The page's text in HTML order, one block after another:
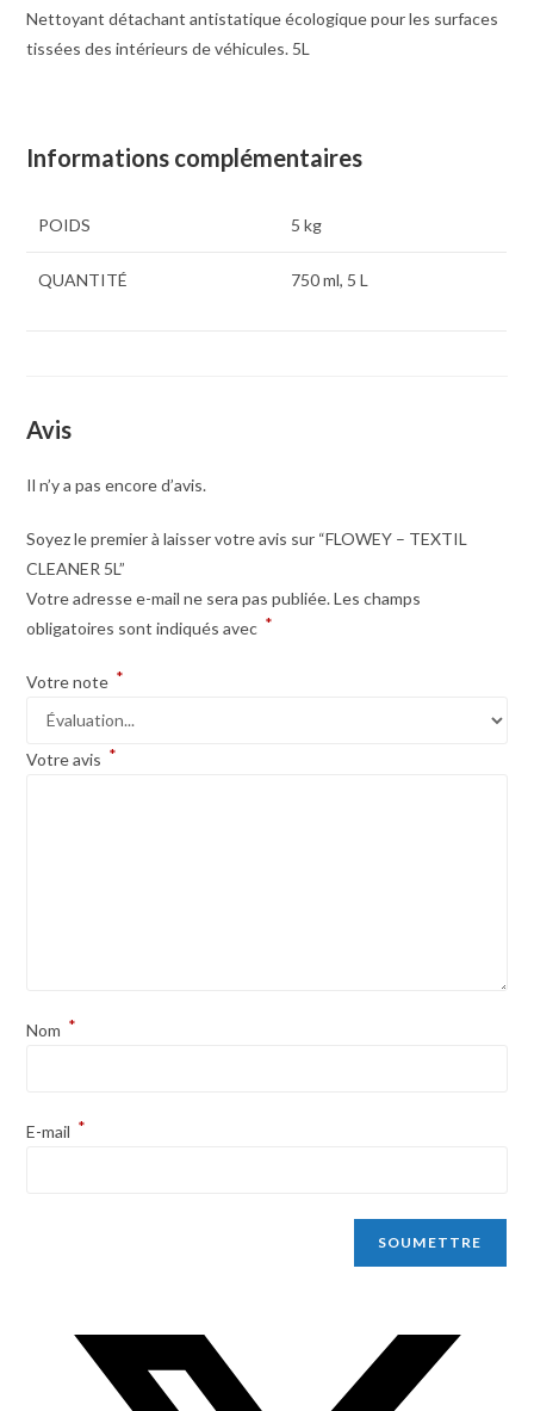
Nettoyant détachant antistatique écologique pour les surfaces
tissées des intérieurs de véhicules. 5L
Informations complémentaires
POIDS 5 kg
QUANTITÉ 750 ml, 5 L
Avis
Il n’y a pas encore d’avis.
Soyez le premier à laisser votre avis sur “FLOWEY – TEXTIL
CLEANER 5L”
Votre adresse e-mail ne sera pas publiée. Les champs
obligatoires sont indiqués avec *
Votre note *
Votre avis *
Nom *
E-mail *